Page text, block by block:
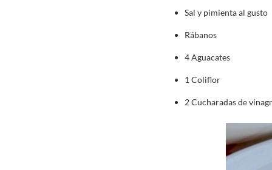
Sal y pimienta al gusto
Rábanos
4 Aguacates
1 Coliflor
2 Cucharadas de